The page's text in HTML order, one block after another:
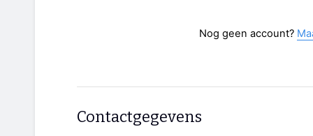
Nog geen account?
Contactgegevens